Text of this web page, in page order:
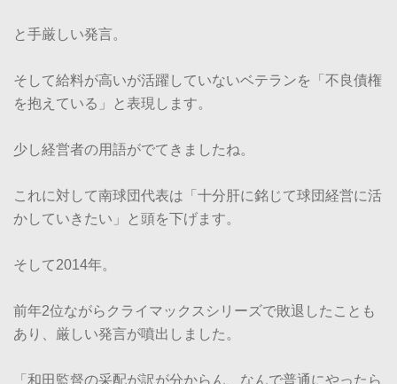
と手厳しい発言。
そして給料が高いが活躍していないベテランを「不良債権
を抱えている」と表現します。
少し経営者の用語がでてきましたね。
これに対して南球団代表は「十分肝に銘じて球団経営に活
かしていきたい」と頭を下げます。
そして2014年。
前年2位ながらクライマックスシリーズで敗退したことも
あり、厳しい発言が噴出しました。
「和田監督の采配が訳が分からん、なんで普通にやったら